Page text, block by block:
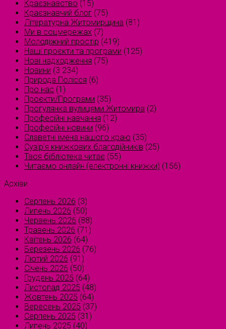
Краєзнавство (15)
Краєзнавчий блог (75)
Літературна Житомирщина (81)
Ми в соцмережах (7)
Молодіжний простір (419)
Наші проєкти та програми (125)
Нові надходження (75)
Новини (3 234)
Природа Полісся (6)
Про нас (1)
Проєкти/Програми (35)
Прогулянка вулицями Житомира (2)
Професійні навчання (12)
Професійні новини (96)
Славетні імена нашого краю (35)
Сузірʼя книжкових благодійників (25)
Твоя бібліотека читає (55)
Читаємо онлайн (електронні книжки) (156)
Архіви
Серпень 2026 (3)
Липень 2026 (50)
Червень 2026 (88)
Травень 2026 (71)
Квітень 2026 (64)
Березень 2026 (76)
Лютий 2026 (91)
Січень 2026 (50)
Грудень 2025 (64)
Листопад 2025 (48)
Жовтень 2025 (64)
Вересень 2025 (37)
Серпень 2025 (31)
Липень 2025 (40)